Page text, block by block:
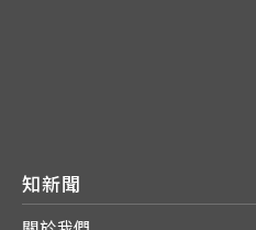
知新聞